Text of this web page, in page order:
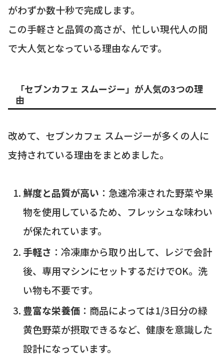
がわずか数十秒で完成します。
この手軽さと品質の高さが、忙しい現代人の間
で大人気となっている理由なんです。
「セブンカフェ スムージー」が人気の3つの理
由
改めて、セブンカフェ スムージーが多くの人に
支持されている理由をまとめました。
鮮度と品質が高い ：急速冷凍された野菜や果
物を使用しているため、フレッシュな味わい
が保たれています。
手軽さ ：冷凍庫から取り出して、レジで会計
後、専用マシンにセットするだけでOK。洗
い物も不要です。
豊富な栄養価：商品によっては1/3日分の緑
黄色野菜が摂取できるなど、健康を意識した
設計になっています。